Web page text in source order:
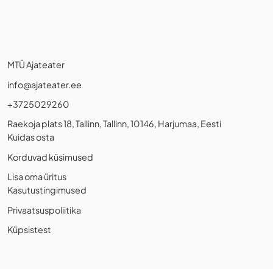
MTÜ Ajateater
info@ajateater.ee
+3725029260
Raekoja plats 18, Tallinn, Tallinn, 10146, Harjumaa, Eesti
Kuidas osta
Korduvad küsimused
Lisa oma üritus
Kasutustingimused
Privaatsuspoliitika
Küpsistest